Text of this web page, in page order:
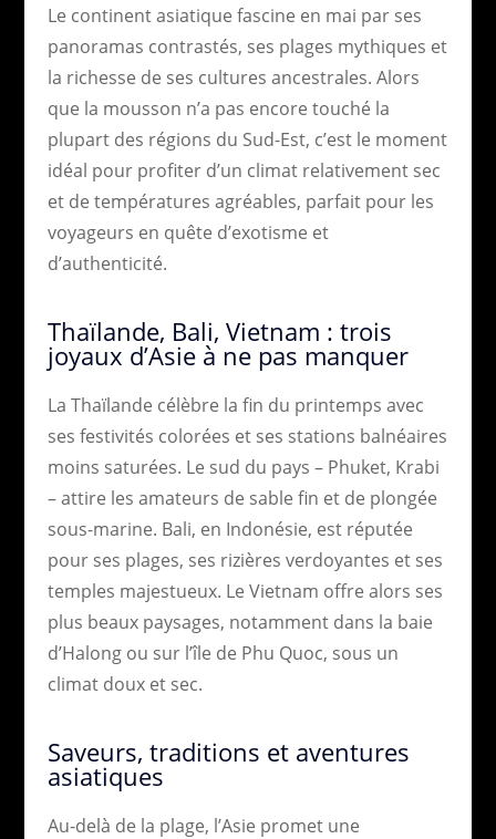
Le continent asiatique fascine en mai par ses
panoramas contrastés, ses plages mythiques et
la richesse de ses cultures ancestrales. Alors
que la mousson n’a pas encore touché la
plupart des régions du Sud-Est, c’est le moment
idéal pour profiter d’un climat relativement sec
et de températures agréables, parfait pour les
voyageurs en quête d’exotisme et
d’authenticité.
Thaïlande, Bali, Vietnam : trois
joyaux d’Asie à ne pas manquer
La Thaïlande célèbre la fin du printemps avec
ses festivités colorées et ses stations balnéaires
moins saturées. Le sud du pays – Phuket, Krabi
– attire les amateurs de sable fin et de plongée
sous-marine. Bali, en Indonésie, est réputée
pour ses plages, ses rizières verdoyantes et ses
temples majestueux. Le Vietnam offre alors ses
plus beaux paysages, notamment dans la baie
d’Halong ou sur l’île de Phu Quoc, sous un
climat doux et sec.
Saveurs, traditions et aventures
asiatiques
Au-delà de la plage, l’Asie promet une